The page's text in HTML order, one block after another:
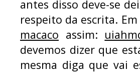
antes disso deve-se
respeito da escrita.
macaco assim:
devemos dizer que
mesma diga que vai